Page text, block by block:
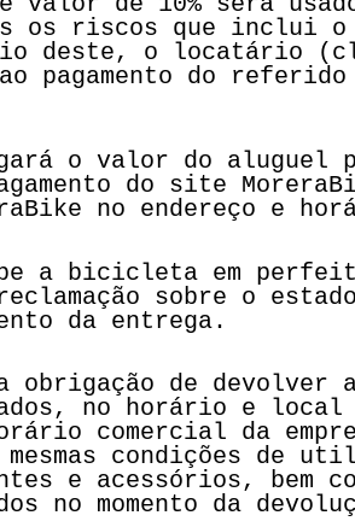
os riscos que inclui o
deste, o locatário
pagamento do referido
o valor do aluguel
do site
no endereço e
a bicicleta em
sobre o
da entrega.
obrigação de
no horário e local
comercial da
condições de
e acessórios, bem
no momento da